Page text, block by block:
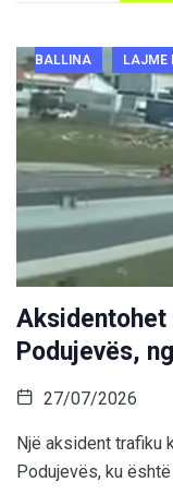
BALLINA LAJME
Aksidentohet
Podujevës,
27/07/2026
Një aksident trafiku
Podujevës, ku